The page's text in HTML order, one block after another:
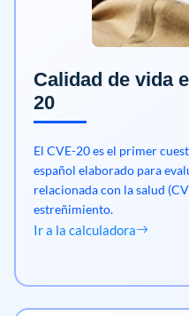
Calidad de vida
20
El CVE-20 es el primer
español elaborado para
relacionada con la salud
estreñimiento.
Ir a la calculadora